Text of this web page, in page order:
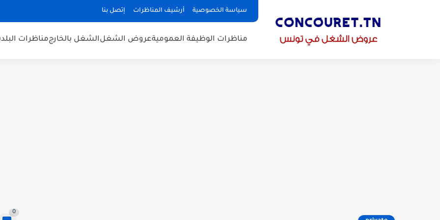
سياسة الخصوصية أرشيف المناظرات إتصل بنا
مناظرات الوظيفة العموميةعروض الشغلالشغل بالخارجمناظرات
0